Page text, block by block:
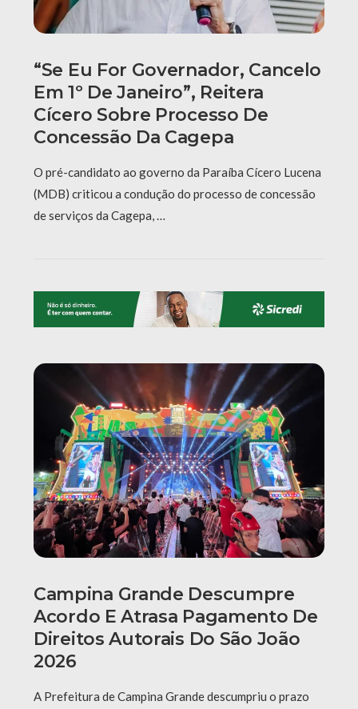
“Se Eu For Governador, Cancelo
Em 1º De Janeiro”, Reitera
Cícero Sobre Processo De
Concessão Da Cagepa
O pré-candidato ao governo da Paraíba Cícero Lucena
(MDB) criticou a condução do processo de concessão
de serviços da Cagepa, …
Campina Grande Descumpre
Acordo E Atrasa Pagamento De
Direitos Autorais Do São João
2026
A Prefeitura de Campina Grande descumpriu o prazo